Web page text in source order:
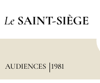
Le SAINT-SIÈGE
AUDIENCES 1981